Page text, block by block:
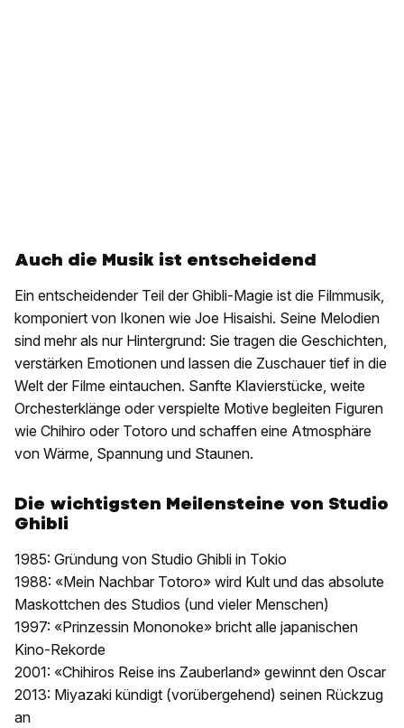
Auch die Musik ist entscheidend
Ein entscheidender Teil der Ghibli-Magie ist die Filmmusik,
komponiert von Ikonen wie Joe Hisaishi. Seine Melodien
sind mehr als nur Hintergrund: Sie tragen die Geschichten,
verstärken Emotionen und lassen die Zuschauer tief in die
Welt der Filme eintauchen. Sanfte Klavierstücke, weite
Orchesterklänge oder verspielte Motive begleiten Figuren
wie Chihiro oder Totoro und schaffen eine Atmosphäre
von Wärme, Spannung und Staunen.
Die wichtigsten Meilensteine von Studio
Ghibli
1985: Gründung von Studio Ghibli in Tokio
1988: «Mein Nachbar Totoro» wird Kult und das absolute
Maskottchen des Studios (und vieler Menschen)
1997: «Prinzessin Mononoke» bricht alle japanischen
Kino-Rekorde
2001: «Chihiros Reise ins Zauberland» gewinnt den Oscar
2013: Miyazaki kündigt (vorübergehend) seinen Rückzug
an